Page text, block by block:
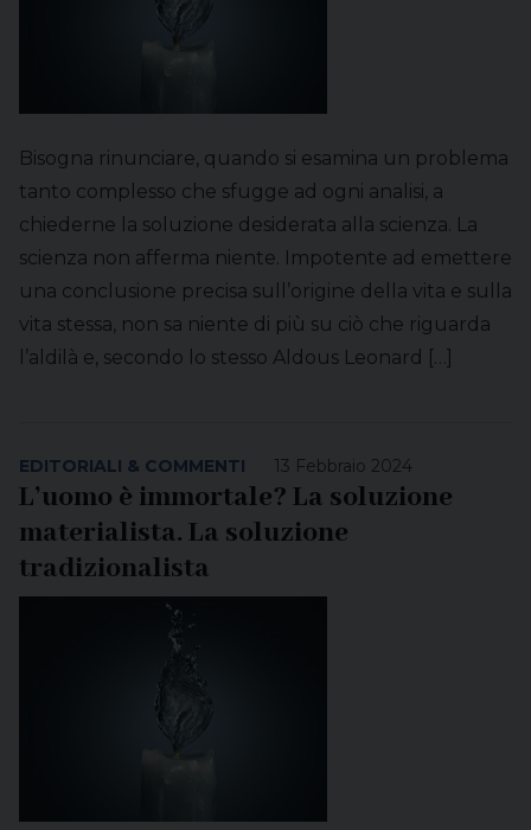
Bisogna rinunciare, quando si esamina un problema
tanto complesso che sfugge ad ogni analisi, a
chiederne la soluzione desiderata alla scienza. La
scienza non afferma niente. Impotente ad emettere
una conclusione precisa sull’origine della vita e sulla
vita stessa, non sa niente di più su ciò che riguarda
l’aldilà e, secondo lo stesso Aldous Leonard […]
13 Febbraio 2024
EDITORIALI & COMMENTI
L’uomo è immortale? La soluzione
materialista. La soluzione
tradizionalista